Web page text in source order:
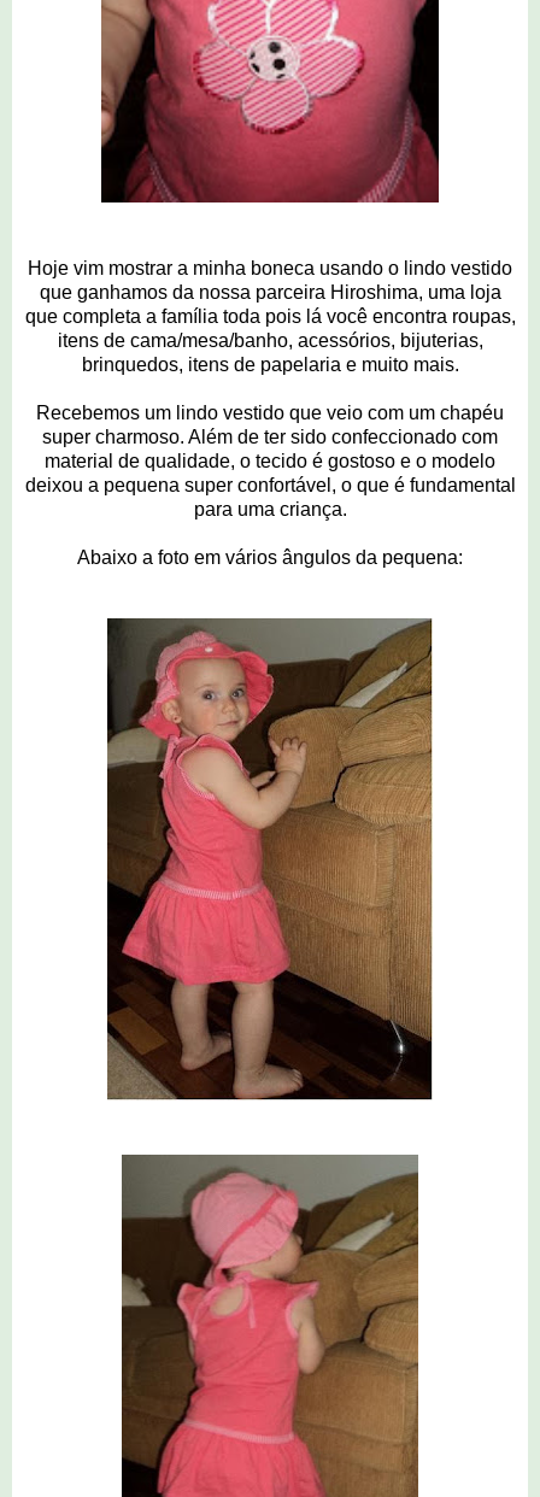
Hoje vim mostrar a minha boneca usando o lindo vestido
que ganhamos da nossa parceira Hiroshima, uma loja
que completa a família toda pois lá você encontra roupas,
itens de cama/mesa/banho, acessórios, bijuterias,
brinquedos, itens de papelaria e muito mais.
Recebemos um lindo vestido que veio com um chapéu
super charmoso. Além de ter sido confeccionado com
material de qualidade, o tecido é gostoso e o modelo
deixou a pequena super confortável, o que é fundamental
para uma criança.
Abaixo a foto em vários ângulos da pequena: